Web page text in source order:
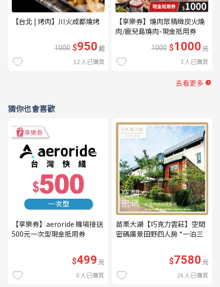
【台北 | 烤肉】川火成都燒烤
1000 $950起
12 人已購買
【享樂券】燒肉眾精緻炭火燒
肉/鹿兒島燒肉-現金抵用券
1000 $1000元
3 人已購買
去看更多
猜你也會喜歡
【享樂券】aeroride 機場接送
500元一次型現金抵用券
$499元
0 人已購買
苗栗大湖【巧克力雲莊】空間
密碼廣景田野四人房 *一泊三
$7580元
26 人已購買